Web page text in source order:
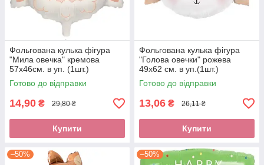
Фольгована кулька фігура
"Мила овечка" кремова
57x46см. в уп. (1шт.)
Готово до відправки
14,90 ₴ 29,80 ₴
Купити
Фольгована кулька фігура
"Голова овечки" рожева
49х62 см. в уп.(1шт.)
Готово до відправки
13,06 ₴ 26,11 ₴
Купити
–50% –50%